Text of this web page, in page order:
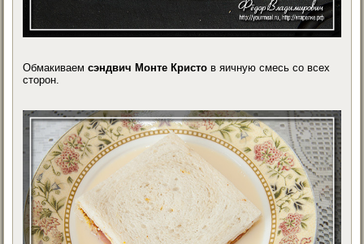
Обмакиваемсэндвич Монте Кристо в яичную смесь со всех
сторон.